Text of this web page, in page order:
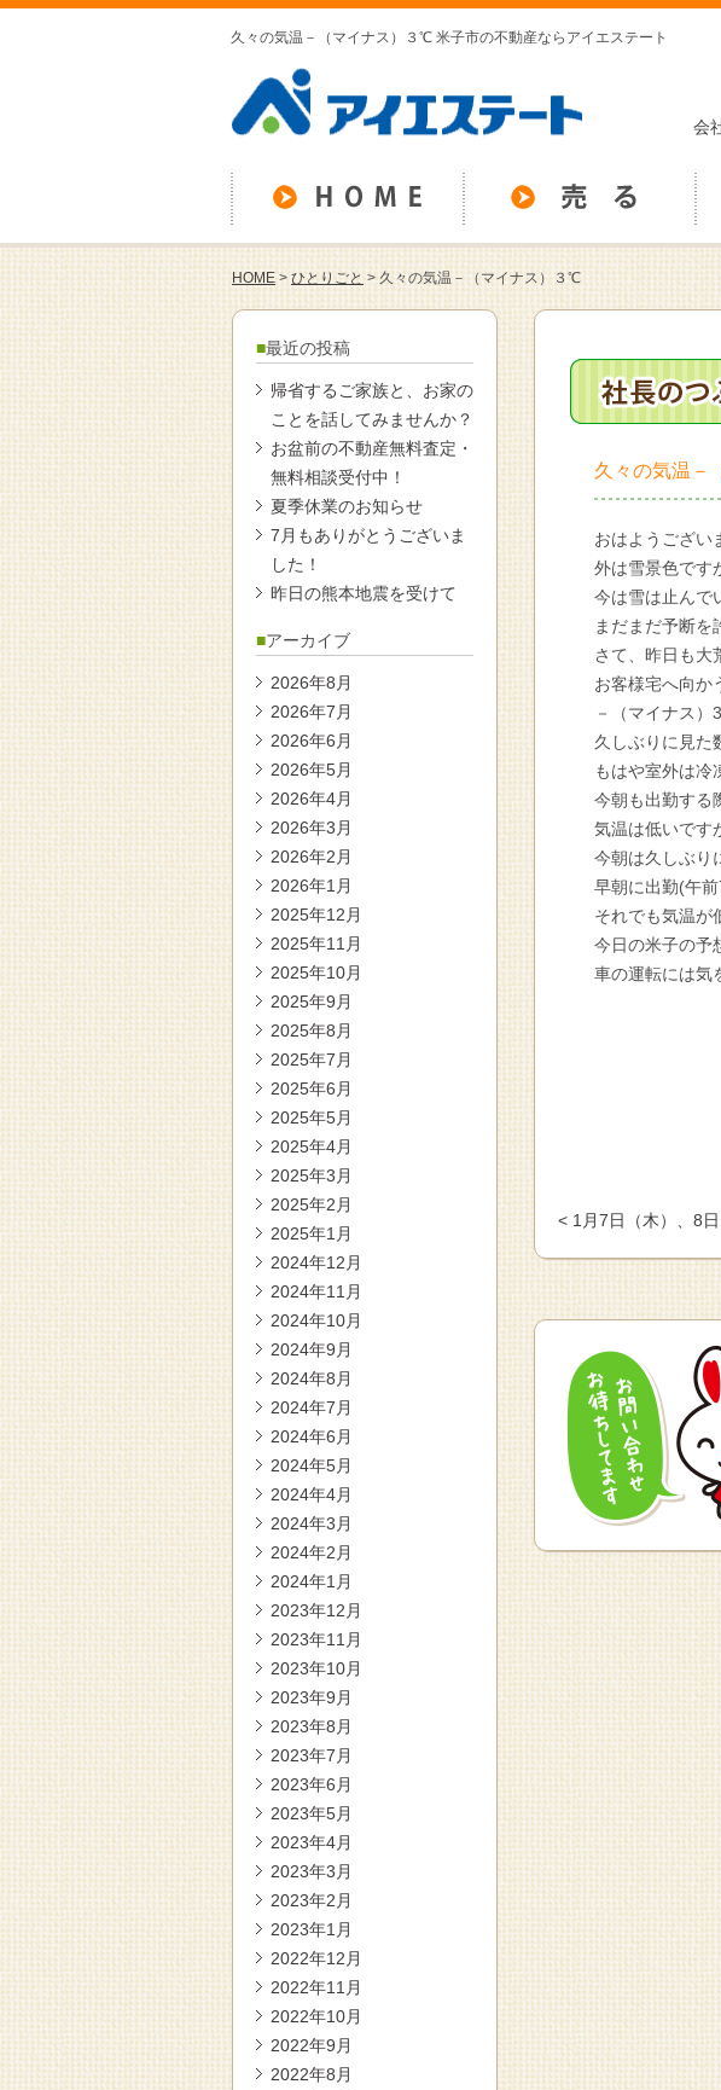
久々の気温－（マイナス）３℃ 米子市の不動産ならアイエステート
会
HOME>ひとりごと >久々の気温－（マイナス）３℃
久々の気温－
おはようござ
外は雪景色です
今は雪は止んで
まだまだ予断を
さて、昨日も大
お客様宅へ向か
－（マイナス）
久しぶりに見た
もはや室外は冷
今朝も出勤する
気温は低いです
今朝は久しぶり
早朝に出勤(午
それでも気温が
今日の米子の予
車の運転には気
< 1月7日（木）、8
最近の投稿
帰省するご家族と、お家の
ことを話してみませんか？
お盆前の不動産無料査定・
無料相談受付中！
夏季休業のお知らせ
7月もありがとうございま
した！
昨日の熊本地震を受けて
アーカイブ
2026年8月
2026年7月
2026年6月
2026年5月
2026年4月
2026年3月
2026年2月
2026年1月
2025年12月
2025年11月
2025年10月
2025年9月
2025年8月
2025年7月
2025年6月
2025年5月
2025年4月
2025年3月
2025年2月
2025年1月
2024年12月
2024年11月
2024年10月
2024年9月
2024年8月
2024年7月
2024年6月
2024年5月
2024年4月
2024年3月
2024年2月
2024年1月
2023年12月
2023年11月
2023年10月
2023年9月
2023年8月
2023年7月
2023年6月
2023年5月
2023年4月
2023年3月
2023年2月
2023年1月
2022年12月
2022年11月
2022年10月
2022年9月
2022年8月